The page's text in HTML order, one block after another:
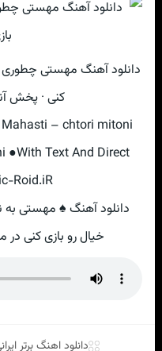
دانلود آهنگ مهستی چطوری
کنی · پخش
– chtori mitoni
●With Text And Direct
Roid.iR
دانلود آهنگ ♠ مهستی
خیال رو بازی کنی
دانلود اهنگ برتر